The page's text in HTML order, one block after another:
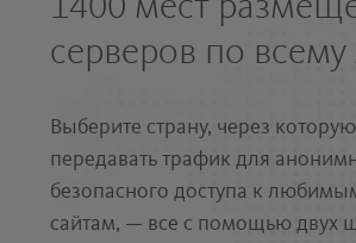
1400 мест
серверов по
Выберите страну, через
передавать трафик для
безопасного доступа к
сайтам, — все с помощью двух